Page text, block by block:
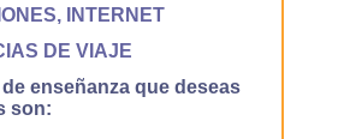
INTERNET
DE VIAJE
de enseñanza que deseas
son: